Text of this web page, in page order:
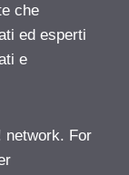
che
ed esperti
e
network. For